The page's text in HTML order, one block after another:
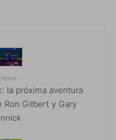
la próxima aventura
Ron Gilbert y Gary